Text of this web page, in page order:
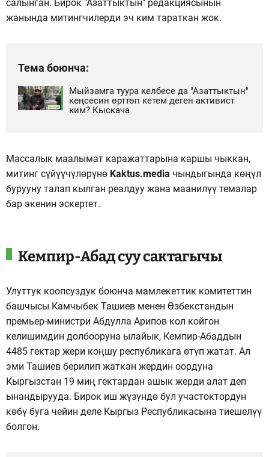
салынган. Бирок "Азаттыктын" редакциясынын
жанында митингчилерди эч ким тараткан жок.
Тема боюнча:
Мыйзамга туура келбесе да "Азаттыктын"
кеңсесин өрттөп кетем деген активист
ким? Кыскача
Массалык маалымат каражаттарына каршы чыккан,
митинг сүйүүчүлөрүнө Kaktus.media чындыгында көңүл
бурууну талап кылган реалдуу жана маанилүү темалар
бар экенин эскертет.
Кемпир-Абад суу сактагычы
Улуттук коопсуздук боюнча мамлекеттик комитеттин
башчысы Камчыбек Ташиев менен Өзбекстандын
премьер-министри Абдулла Арипов кол койгон
келишимдин долбооруна ылайык, Кемпир-Абаддын
4485 гектар жери коңшу республикага өтүп жатат. Ал
эми Ташиев берилип жаткан жердин оордуна
Кыргызстан 19 миң гектардан ашык жерди алат деп
ынандырууда. Бирок иш жүзүндө бул участоктордун
көбү буга чейин деле Кыргыз Республикасына тиешелүү
болгон.